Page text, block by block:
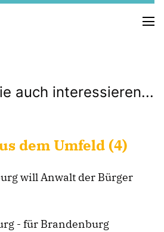
auch interessieren...
dem Umfeld (4)
will Anwalt der Bürger
- für Brandenburg